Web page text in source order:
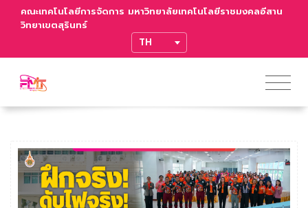
คณะเทคโนโลยีการจัดการ มหาวิทยาลัยเทคโนโลยีราชมงคลอีสาน
วิทยาเขตสุรินทร์
TRANSLATE